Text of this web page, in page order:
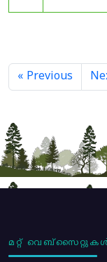
« Previous
മറ്റ്